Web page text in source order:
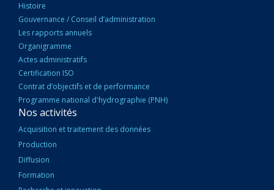
Histoire
Gouvernance / Conseil d’administration
Les rapports annuels
Organigramme
Actes administratifs
Certification ISO
Contrat d’objectifs et de performance
Programme national d'hydrographie (PNH)
Nos activités
Acquisition et traitement des données
Production
Diffusion
Formation